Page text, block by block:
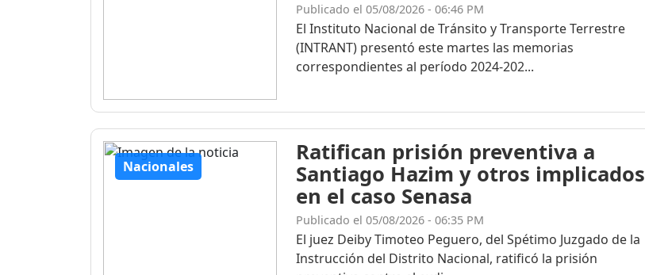
Publicado el 05/08/2026 - 06:46 PM
El Instituto Nacional de Tránsito y Transporte Terrestre
(INTRANT) presentó este martes las memorias
correspondientes al período 2024-202...
Nacionales
Ratifican prisión preventiva a
Santiago Hazim y otros implicados
en el caso Senasa
Publicado el 05/08/2026 - 06:35 PM
El juez Deiby Timoteo Peguero, del Spétimo Juzgado de la
Instrucción del Distrito Nacional, ratificó la prisión